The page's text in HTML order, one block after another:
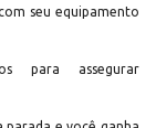
seu equipamento
para assegurar